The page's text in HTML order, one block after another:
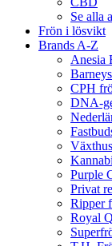
Se alla
Frön i lösvikt
Brands A-Z
Anesia
CPH
DNA-
Purple
Privat
Ripper
Royal